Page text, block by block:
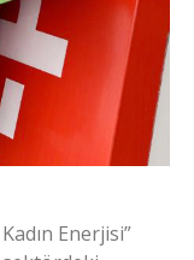
Enerjisi”